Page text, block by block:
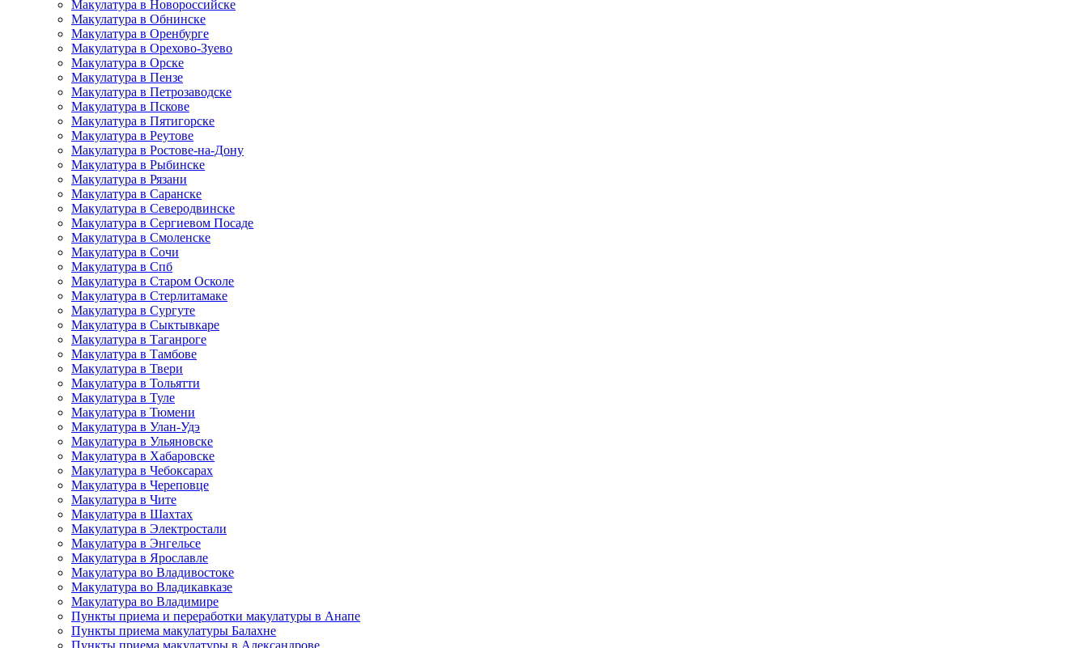
Макулатура в Новороссийске
Макулатура в Обнинске
Макулатура в Оренбурге
Макулатура в Орехово-Зуево
Макулатура в Орске
Макулатура в Пензе
Макулатура в Петрозаводске
Макулатура в Пскове
Макулатура в Пятигорске
Макулатура в Реутове
Макулатура в Ростове-на-Дону
Макулатура в Рыбинске
Макулатура в Рязани
Макулатура в Саранске
Макулатура в Северодвинске
Макулатура в Сергиевом Посаде
Макулатура в Смоленске
Макулатура в Сочи
Макулатура в Спб
Макулатура в Старом Осколе
Макулатура в Стерлитамаке
Макулатура в Сургуте
Макулатура в Сыктывкаре
Макулатура в Таганроге
Макулатура в Тамбове
Макулатура в Твери
Макулатура в Тольятти
Макулатура в Туле
Макулатура в Тюмени
Макулатура в Улан-Удэ
Макулатура в Ульяновске
Макулатура в Хабаровске
Макулатура в Чебоксарах
Макулатура в Череповце
Макулатура в Чите
Макулатура в Шахтах
Макулатура в Электростали
Макулатура в Энгельсе
Макулатура в Ярославле
Макулатура во Владивостоке
Макулатура во Владикавказе
Макулатура во Владимире
Пункты приема и переработки макулатуры в Анапе
Пункты приема макулатуры Балахне
Пункты приема макулатуры в Александрове